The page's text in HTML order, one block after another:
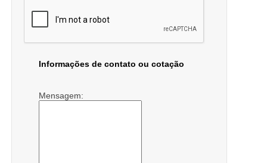
Informações de contato ou cotação
Mensagem: